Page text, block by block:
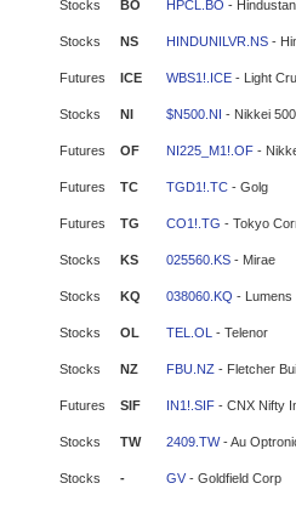
Stocks BO HPCL.BO -
Stocks NS HINDUNILVR.NS -
Futures ICE WBS1!.ICE - Light
Stocks NI $N500.NI - Nikkei 500
Futures OF NI225_M1!.OF -
Futures TC TGD1!.TC - Golg
Futures TG CO1!.TG - Tokyo
Stocks KS 025560.KS - Mirae
Stocks KQ 038060.KQ - Lumens
Stocks OL TEL.OL - Telenor
Stocks NZ FBU.NZ - Fletcher
Futures SIF IN1!.SIF - CNX Nifty
Stocks TW 2409.TW- Au
Stocks - GV - Goldfield Corp